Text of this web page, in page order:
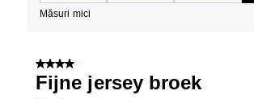
Măsuri mici
4 din 5 stele.
Fijne jersey broek